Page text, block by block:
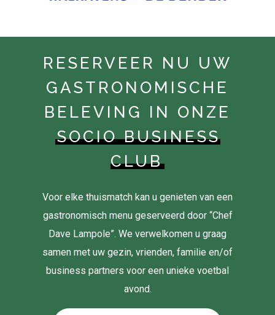
RESERVEER NU UW
GASTRONOMISCHE
BELEVING IN ONZE
SOCIO BUSINESS
CLUB
Voor elke thuismatch kan u genieten van een
gastronomisch menu geserveerd door “Chef
Dave Lampole”. We verwelkomen u graag
samen met uw gezin, vrienden, familie en/of
business partners voor een unieke voetbal
avond.